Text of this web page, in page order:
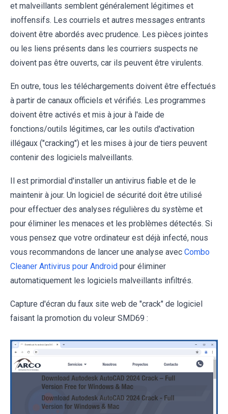
et malveillants semblent généralement légitimes et
inoffensifs. Les courriels et autres messages entrants
doivent être abordés avec prudence. Les pièces jointes
ou les liens présents dans les courriers suspects ne
doivent pas être ouverts, car ils peuvent être virulents.
En outre, tous les téléchargements doivent être effectués
à partir de canaux officiels et vérifiés. Les programmes
doivent être activés et mis à jour à l'aide de
fonctions/outils légitimes, car les outils d'activation
illégaux ("cracking") et les mises à jour de tiers peuvent
contenir des logiciels malveillants.
Il est primordial d'installer un antivirus fiable et de le
maintenir à jour. Un logiciel de sécurité doit être utilisé
pour effectuer des analyses régulières du système et
pour éliminer les menaces et les problèmes détectés. Si
vous pensez que votre ordinateur est déjà infecté, nous
vous recommandons de lancer une analyse avec Combo
Cleaner Antivirus pour Android pour éliminer
automatiquement les logiciels malveillants infiltrés.
Capture d'écran du faux site web de "crack" de logiciel
faisant la promotion du voleur SMD69 :